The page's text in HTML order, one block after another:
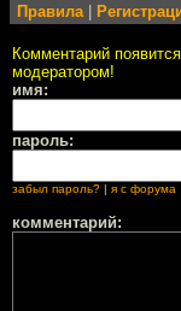
Правила
Комментарий
модератором!
имя:
пароль:
забыл пароль? | я с форума
комментарий: